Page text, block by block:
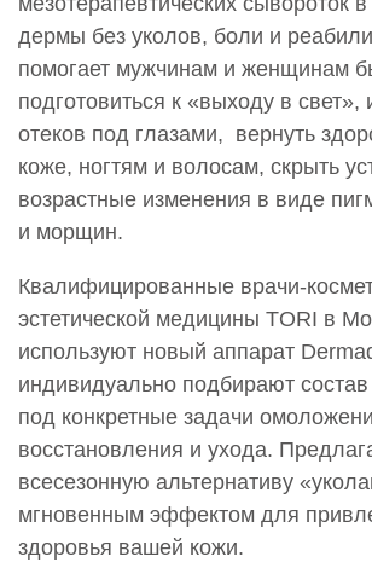
дермы без уколов, боли и
помогает мужчинам и женщинам
подготовиться к «выходу в свет»,
отеков под глазами, вернуть
коже, ногтям и волосам, скрыть
возрастные изменения в виде
и морщин.
Квалифицированные врачи-
эстетической медицины TORI в
используют новый аппарат
индивидуально подбирают
под конкретные задачи
восстановления и ухода.
всесезонную альтернативу
мгновенным эффектом для
здоровья вашей кожи.